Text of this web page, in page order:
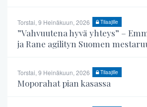
Torstai, 9 Heinäkuun, 2026 Tilaajille
”Vahvuutena hyvä yhteys” –
ja Rane agilityn Suomen
Torstai, 9 Heinäkuun, 2026 Tilaajille
Moporahat pian kasassa